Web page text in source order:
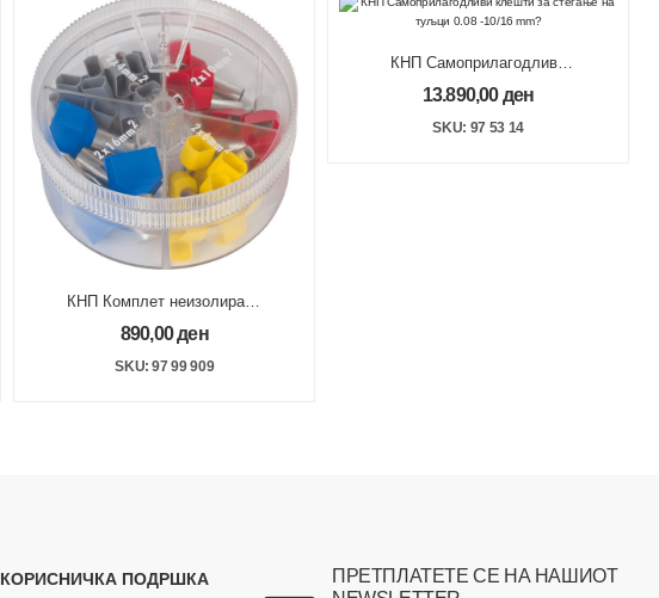
КНП Комплет неизолирани
кабел папучи
0,50/0,75/1,00/1,50/2,50
mm?
890,00ден
SKU: 97 99 909
КНП Самоприлагодливи
клешти за стегање на
туљци 0.08 -10/16 mm?
13.890,00ден
SKU: 97 53 14
ПРЕТПЛАТЕТЕ СЕ НА НАШИОТ
КОРИСНИЧКА ПОДРШКА